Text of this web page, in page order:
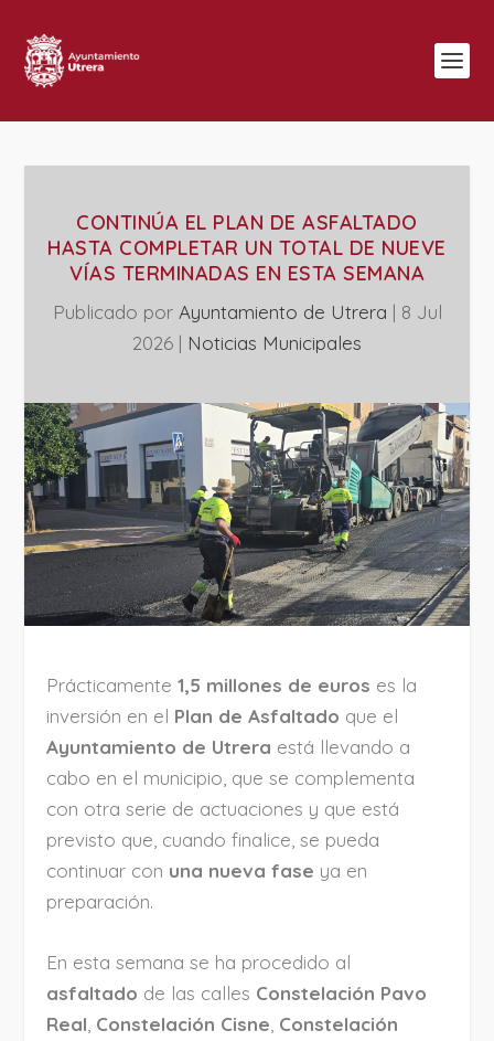
CONTINÚA EL PLAN DE ASFALTADO
HASTA COMPLETAR UN TOTAL DE NUEVE
VÍAS TERMINADAS EN ESTA SEMANA
Publicado por Ayuntamiento de Utrera | 8 Jul
2026 | ‎Noticias Municipales
Prácticamente1,5 millones de euros es la
inversión en el Plan de Asfaltado que el
Ayuntamiento de Utrera está llevando a
cabo en el municipio, que se complementa
con otra serie de actuaciones y que está
previsto que, cuando finalice, se pueda
continuar con una nueva fase ya en
preparación.
En esta semana se ha procedido al
asfaltado de las calles Constelación Pavo
Real Constelación Cisne Constelación